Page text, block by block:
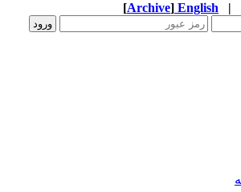
English
[Archive]